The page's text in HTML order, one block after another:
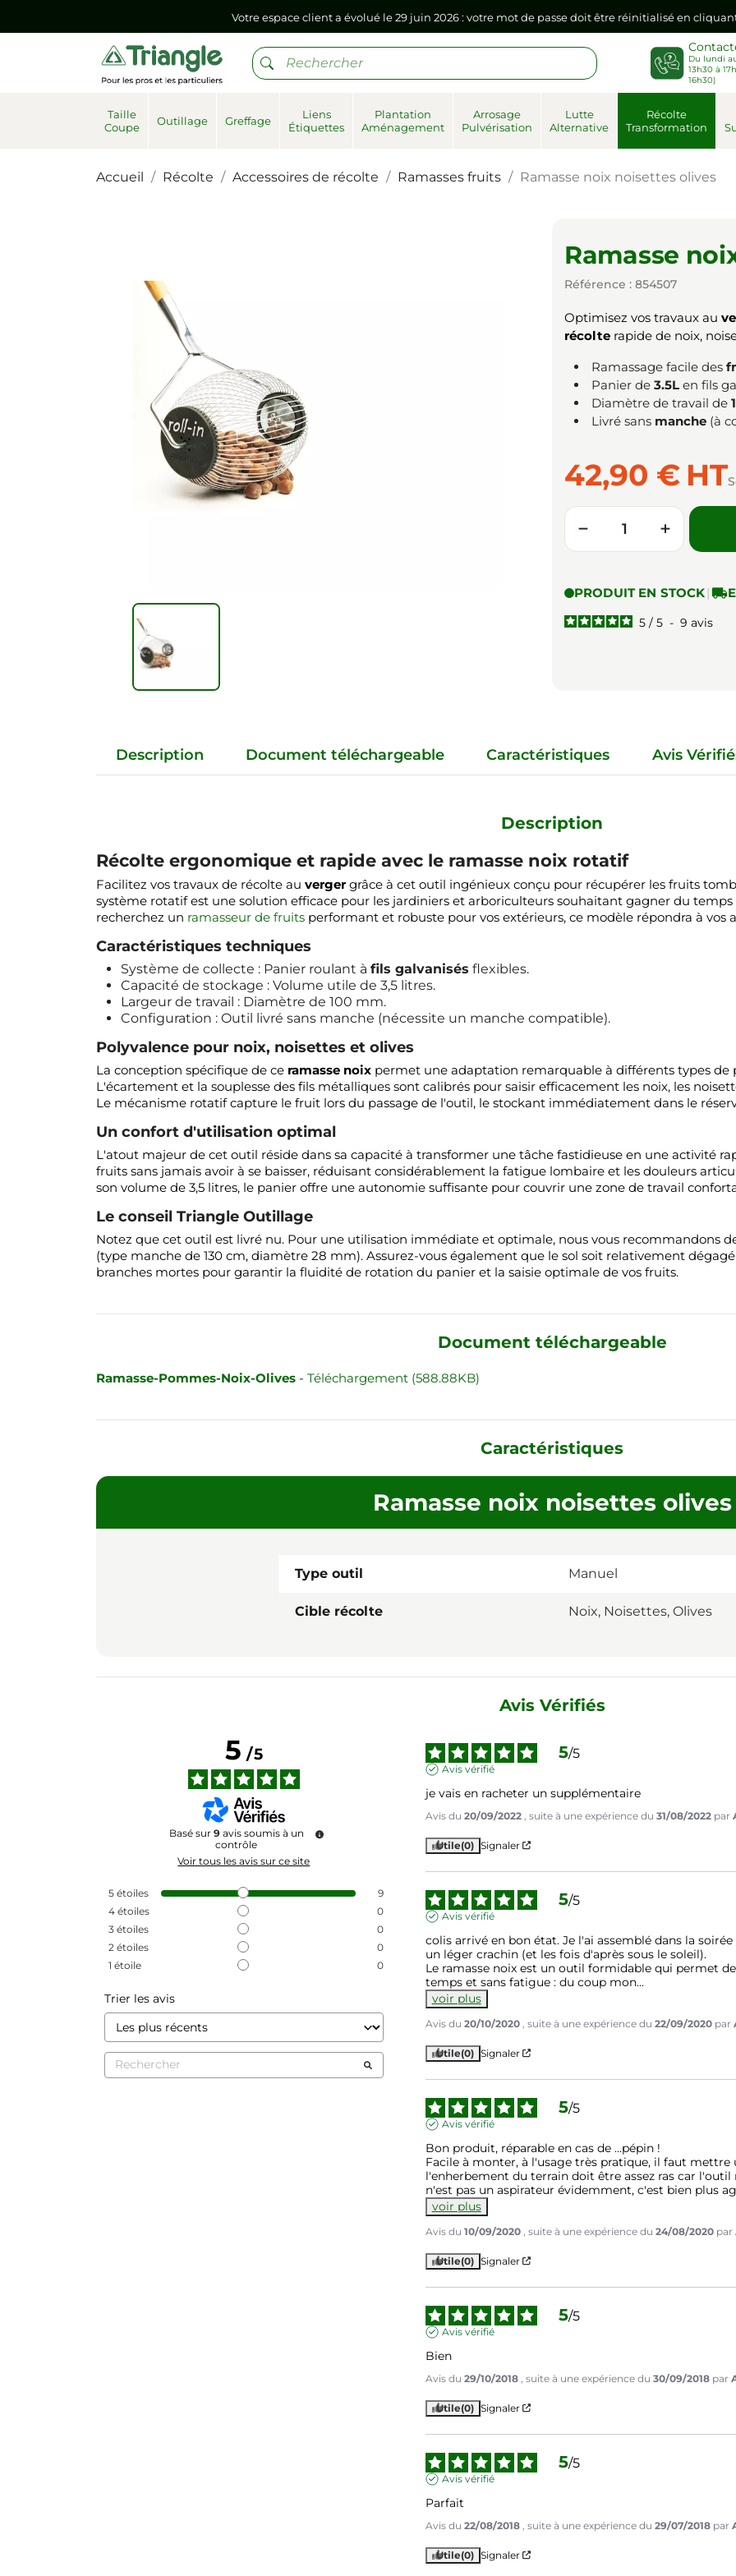
Si vous aviez mémorisé votre précédent mot de passe dans votre navigateur internet, il doit être réenregistré à la
Votre espace client a évolué le 29 juin 2026 : votre mot de passe doit être réinitialisé en
Si vous aviez mémorisé votre précédent mot de passe dans votre navigateur internet, il doit être réenregistré à la
Du lundi
13h30 à
16h30)
Taille
Coupe
Outillage Greffage
Liens
Étiquettes
Plantation
Aménagement
Arrosage
Pulvérisation
Lutte
Alternative
Récolte
Transformation
Accueil Récolte Accessoires de récolte Ramasses fruits Ramasse noix noisettes olives
Ramasse
Référence : 854507
Optimisez vos travaux au
récolte rapide de noix,
Ramassage facile des
Panier de 3.5L en fils
Diamètre de travail de
Livré sans manche (à
42,90 € HT
Quantité
− +
PRODUIT EN STOCK |
5 / 5 - 9 avis
Description Document téléchargeable Caractéristiques Avis
Description
Récolte ergonomique et rapide avec le ramasse noix rotatif
Facilitez vos travaux de récolte au vergergrâce à cet outil ingénieux conçu pour récupérer les fruits
système rotatif est une solution efficace pour les jardiniers et arboriculteurs souhaitant gagner du temps
recherchez un ramasseur de fruits performant et robuste pour vos extérieurs, ce modèle répondra à
Caractéristiques techniques
Système de collecte : Panier roulant à fils galvanisés flexibles.
Capacité de stockage : Volume utile de 3,5 litres.
Largeur de travail : Diamètre de 100 mm.
Configuration : Outil livré sans manche (nécessite un manche compatible).
Polyvalence pour noix, noisettes et olives
La conception spécifique de ce ramasse noix permet une adaptation remarquable à différents types de
L'écartement et la souplesse des fils métalliques sont calibrés pour saisir efficacement les noix, les
Le mécanisme rotatif capture le fruit lors du passage de l'outil, le stockant immédiatement dans le
Un confort d'utilisation optimal
L'atout majeur de cet outil réside dans sa capacité à transformer une tâche fastidieuse en une activité
fruits sans jamais avoir à se baisser, réduisant considérablement la fatigue lombaire et les douleurs
son volume de 3,5 litres, le panier offre une autonomie suffisante pour couvrir une zone de travail
Le conseil Triangle Outillage
Notez que cet outil est livré nu. Pour une utilisation immédiate et optimale, nous vous recommandons
(type manche de 130 cm, diamètre 28 mm). Assurez-vous également que le sol soit relativement
branches mortes pour garantir la fluidité de rotation du panier et la saisie optimale de vos fruits.
Document téléchargeable
Ramasse-Pommes-Noix-Olives - Téléchargement (588.88KB)
Caractéristiques
Ramasse noix noisettes olives
Type outil Manuel
Cible récolte Noix, Noisettes, Olives
Avis Vérifiés
5/5
Basé sur 9 avis soumis à un
contrôle
Voir tous les avis sur ce site
5 étoiles
9
4 étoiles
0
3 étoiles
0
2 étoiles
0
1 étoile 0
Trier les avis
5/5
Avis vérifié
je vais en racheter un supplémentaire
Avis du 20/09/2022 , suite à une expérience du 31/08/2022 par
Utile(0) Signaler
5/5
Avis vérifié
colis arrivé en bon état. Je l'ai assemblé dans la
un léger crachin (et les fois d'après sous le soleil).
Le ramasse noix est un outil formidable qui permet
temps et sans fatigue : du coup mon...
voir plus
Avis du 20/10/2020 , suite à une expérience du 22/09/2020 par
Utile(0) Signaler
5/5
Avis vérifié
Bon produit, réparable en cas de ...pépin !
Facile à monter, à l'usage très pratique, il faut mettre
l'enherbement du terrain doit être assez ras car l'outil
n'est pas un aspirateur évidemment, c'est bien plus ag
voir plus
Avis du 10/09/2020 , suite à une expérience du 24/08/2020 par
Utile(0) Signaler
5/5
Avis vérifié
Bien
Avis du 29/10/2018 , suite à une expérience du 30/09/2018 par
Utile(0) Signaler
5/5
Avis vérifié
Parfait
Avis du 22/08/2018 , suite à une expérience du 29/07/2018 par
Utile(0) Signaler